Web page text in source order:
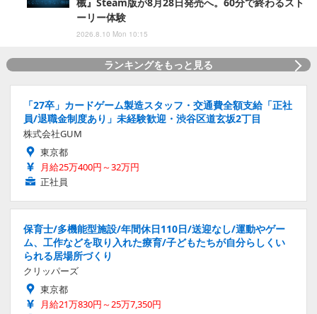
械』Steam版が8月28日発売へ。60分で終わるスト
ーリー体験
2026.8.10 Mon 10:15
ランキングをもっと見る
「27卒」カードゲーム製造スタッフ・交通費全額支給「正社
員/退職金制度あり」未経験歓迎・渋谷区道玄坂2丁目
株式会社GUM
東京都
月給25万400円～32万円
正社員
保育士/多機能型施設/年間休日110日/送迎なし/運動やゲー
ム、工作などを取り入れた療育/子どもたちが自分らしくい
られる居場所づくり
クリッパーズ
東京都
月給21万830円～25万7,350円